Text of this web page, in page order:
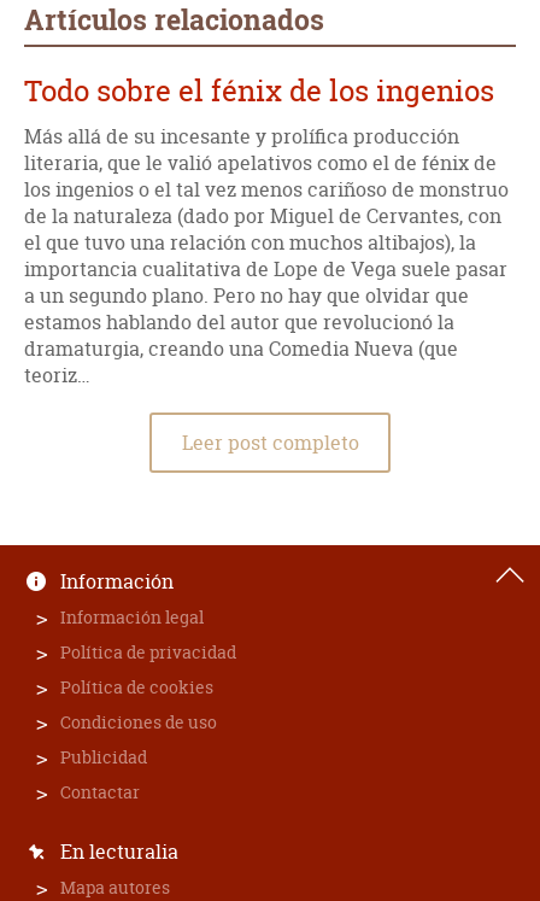
Artículos relacionados
Todo sobre el fénix de los ingenios
Más allá de su incesante y prolífica producción
literaria, que le valió apelativos como el de fénix de
los ingenios o el tal vez menos cariñoso de monstruo
de la naturaleza (dado por Miguel de Cervantes, con
el que tuvo una relación con muchos altibajos), la
importancia cualitativa de Lope de Vega suele pasar
a un segundo plano. Pero no hay que olvidar que
estamos hablando del autor que revolucionó la
dramaturgia, creando una Comedia Nueva (que
teoriz…
Leer post completo
Información
Información legal
Política de privacidad
Política de cookies
Condiciones de uso
Publicidad
Contactar
En lecturalia
Mapa autores